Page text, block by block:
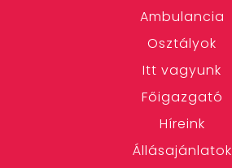
Ambulancia
Osztályok
Itt vagyunk
Főigazgató
Híreink
Állásajánlatok